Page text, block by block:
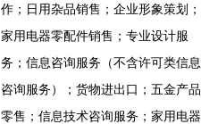
作；日用杂品销售；企业形象策划；
家用电器零配件销售；专业设计服
务；信息咨询服务（不含许可类信息
咨询服务）；货物进出口；五金产品
零售；信息技术咨询服务；家用电器